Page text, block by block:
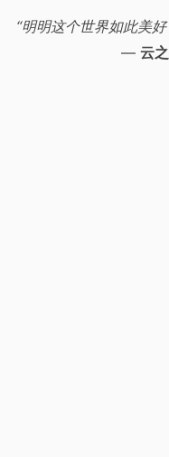
“明明这个世界如此美
— 云